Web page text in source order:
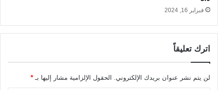
فبراير 16, 2024
اترك تعليقاً
لن يتم نشر عنوان بريدك الإلكتروني. الحقول الإلزامية مشار إليها بـ *